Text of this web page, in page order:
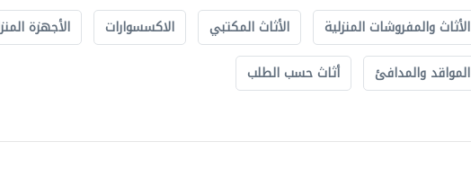
الأثاث والمفروشات المنزلية الأثاث المكتبي الاكسسوارات الأجهزة
المواقد والمدافئ
أثاث حسب الطلب